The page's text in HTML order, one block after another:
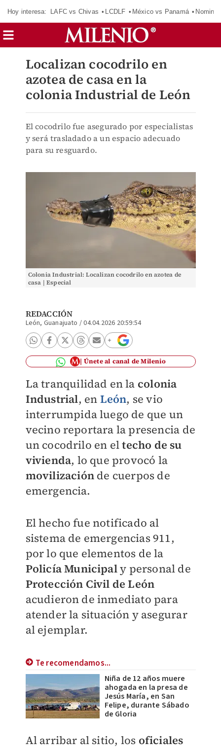
Hoy interesa: LAFC vs Chivas LCDLF México vs Panamá
Localizan cocodrilo en
azotea de casa en la
colonia Industrial de León
El cocodrilo fue asegurado por especialistas
y será trasladado a un espacio adecuado
para su resguardo.
Colonia Industrial: Localizan cocodrilo en azotea de
casa | Especial
REDACCIÓN
León, Guanajuato /04.04.2026 20:59:54
Únete al canal de Milenio
La tranquilidad en la colonia
Industrial, en León, se vio
interrumpida luego de que un
vecino reportara la presencia de
un cocodrilo en eltecho de su
vivienda, lo que provocó la
movilización de cuerpos de
emergencia.
El hecho fue notificado al
sistema de emergencias 911,
por lo que elementos de la
Policía Municipaly personal de
Protección Civil de León
acudieron de inmediato para
atender la situación y asegurar
al ejemplar.
Te recomendamos...
Niña de 12 años muere
ahogada en la presa de
Jesús María, en San
Felipe, durante Sábado
de Gloria
Al arribar al sitio, los oficiales